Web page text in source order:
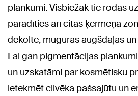
plankumi. Visbiežāk tie rodas
parādīties arī citās ķermeņa
dekoltē, muguras augšdaļas
Lai gan pigmentācijas
un uzskatāmi par kosmētisku
ietekmēt cilvēka pašsajūtu un